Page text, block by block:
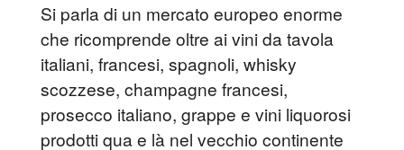
Si parla di un mercato europeo enorme
che ricomprende oltre ai vini da tavola
italiani, francesi, spagnoli, whisky
scozzese, champagne francesi,
prosecco italiano, grappe e vini liquorosi
prodotti qua e là nel vecchio continente